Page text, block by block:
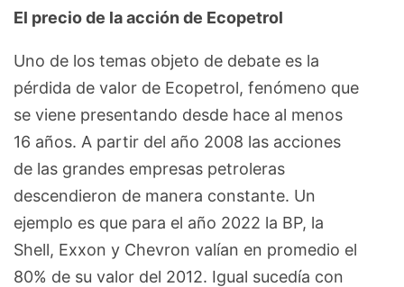
El precio de la acción de Ecopetrol
Uno de los temas objeto de debate es la
pérdida de valor de Ecopetrol, fenómeno que
se viene presentando desde hace al menos
16 años. A partir del año 2008 las acciones
de las grandes empresas petroleras
descendieron de manera constante. Un
ejemplo es que para el año 2022 la BP, la
Shell, Exxon y Chevron valían en promedio el
80% de su valor del 2012. Igual sucedía con